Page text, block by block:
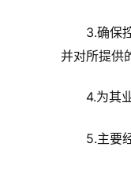
3.确保
并对所提供
4.为其
5.主要